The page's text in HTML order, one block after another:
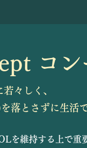
コン
若々しく、
落とさずに生活
を維持する上で